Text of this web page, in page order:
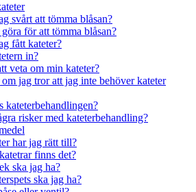
svårt att tömma blåsan?
för att tömma blåsan?
fått kateter?
in?
veta om min kateter?
jag tror att jag inte behöver kateter
kateterbehandlingen?
risker med kateterbehandling?
har jag rätt till?
finns det?
ska jag ha?
ska jag ha?